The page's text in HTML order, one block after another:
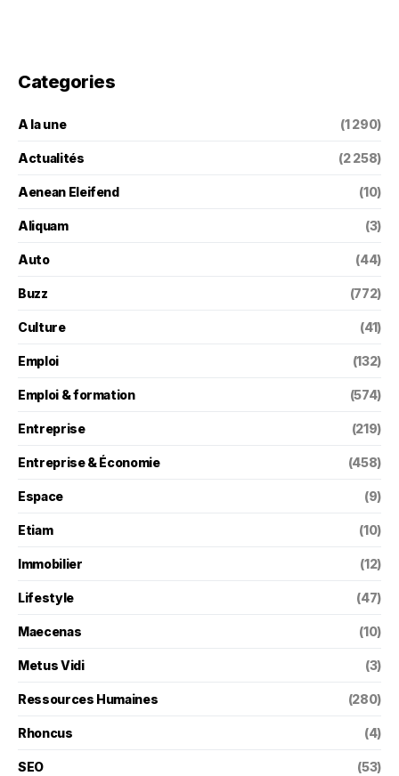
Categories
A la une (1 290)
Actualités (2 258)
Aenean Eleifend (10)
Aliquam (3)
Auto (44)
Buzz (772)
Culture (41)
Emploi (132)
Emploi & formation (574)
Entreprise (219)
Entreprise & Économie (458)
Espace (9)
Etiam (10)
Immobilier (12)
Lifestyle (47)
Maecenas (10)
Metus Vidi (3)
Ressources Humaines (280)
Rhoncus (4)
SEO (53)